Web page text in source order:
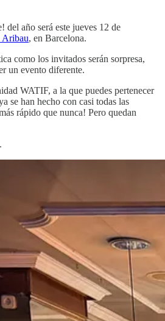
año será este jueves 12 de
Aribau, en Barcelona.
como los invitados serán sorpresa,
un evento diferente.
WATIF, a la que puedes pertenecer
se han hecho con casi todas las
rápido que nunca! Pero quedan